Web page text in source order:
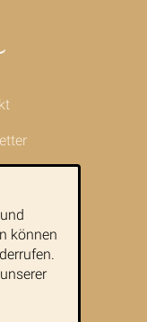
können